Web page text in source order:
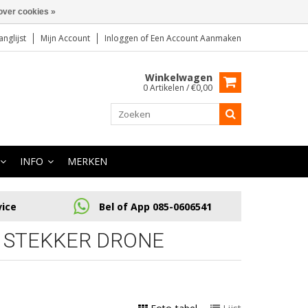
Mijn Account Inloggen of Een Account Aanmaken
Winkelwagen
0 Artikelen / €0,00
INFO MERKEN
Bel of App 085-0606541
DRONE
cookies »